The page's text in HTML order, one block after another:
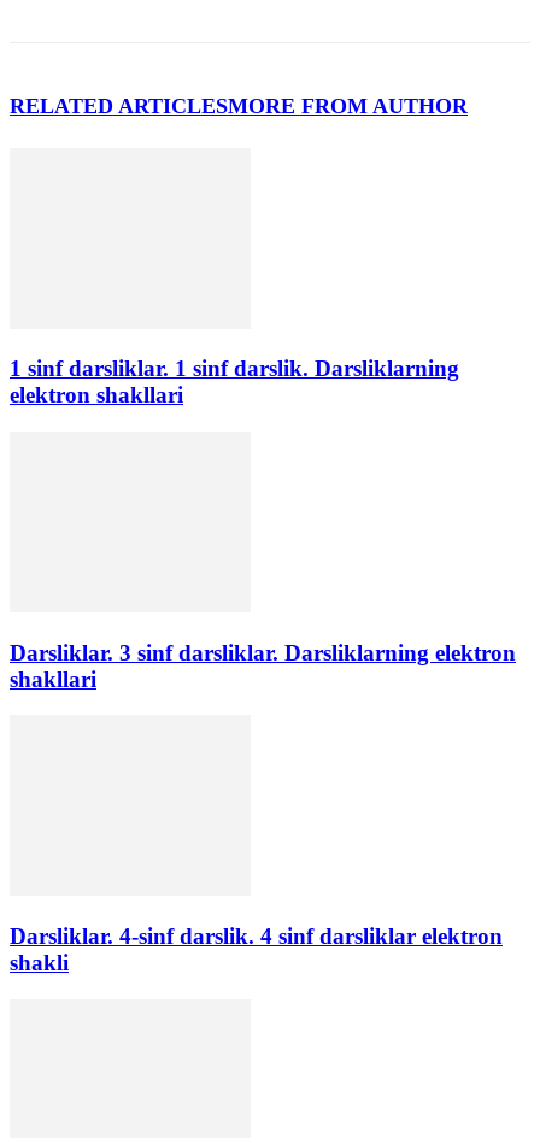
RELATED ARTICLESMORE FROM AUTHOR
1 sinf darsliklar. 1 sinf darslik. Darsliklarning
elektron shakllari
Darsliklar. 3 sinf darsliklar. Darsliklarning elektron
shakllari
Darsliklar. 4-sinf darslik. 4 sinf darsliklar elektron
shakli